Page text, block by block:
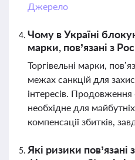
Джерело
Чому в Україні
марки, пов’язані з
Торгівельні марки,
межах санкцій для
інтересів. Продовження
необхідне для
компенсації збитків,
Які ризики